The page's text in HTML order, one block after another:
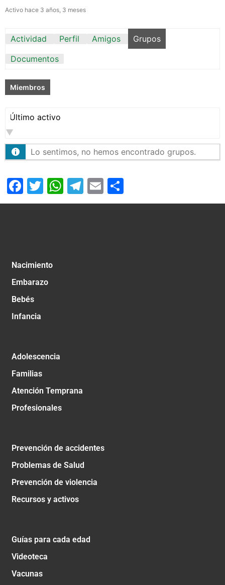
Activo hace 3 años, 3 meses
Actividad Perfil Amigos
Grupos
Documentos
Miembros
Ordenar
por:
Lo sentimos, no hemos encontrado grupos.
Facebook
Twitter
WhatsApp
Telegram
Email
Nacimiento
Embarazo
Bebés
Infancia
Adolescencia
Familias
Atención Temprana
Profesionales
Prevención de accidentes
Problemas de Salud
Prevención de violencia
Recursos y activos
Guías para cada edad
Videoteca
Vacunas